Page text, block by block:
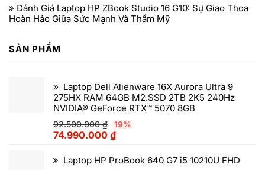
Đánh Giá Laptop HP ZBook Studio 16 G10: Sự Giao Thoa
Hoàn Hảo Giữa Sức Mạnh Và Thẩm Mỹ
SẢN PHẨM
Laptop Dell Alienware 16X Aurora Ultra 9
275HX RAM 64GB M2.SSD 2TB 2K5 240Hz
NVIDIA® GeForce RTX™ 5070 8GB
92.500.000₫ 19%
74.990.000 ₫
Laptop HP ProBook 640 G7 i5 10210U FHD